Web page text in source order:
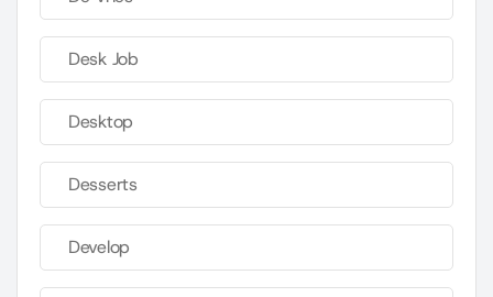
Desk Job
Desktop
Desserts
Develop